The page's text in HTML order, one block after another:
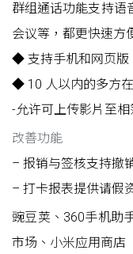
群组通话功能支持语
会议等，都更快速方
◆ 支持手机和网页版
◆ 10 人以内的多方
-允许可上传影片至
改善功能
– 报销与签核支持撤
– 打卡报表提供请假
豌豆荚、360手机助
市场、小米应用商店